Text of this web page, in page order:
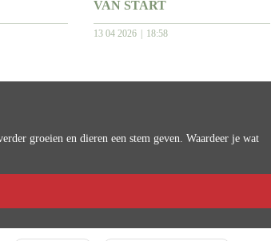
VAN START
13 04 2026 18:58
groeien en dieren een stem geven. Waardeer je wat